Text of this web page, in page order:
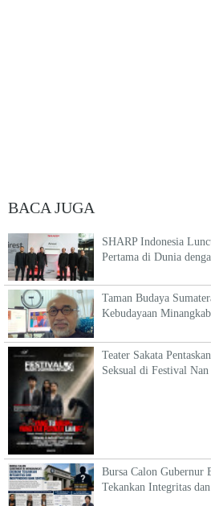
BACA JUGA
SHARP Indonesia
Pertama di Dunia
Taman Budaya
Kebudayaan
Teater Sakata
Seksual di Festival
Bursa Calon Gubernur
Tekankan Integritas